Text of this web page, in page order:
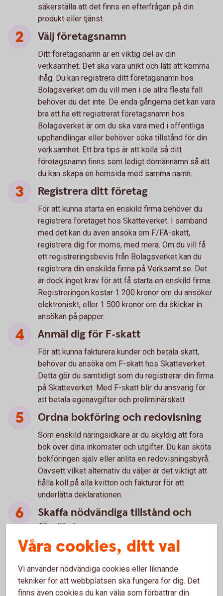
säkerställa att det finns en efterfrågan på din
produkt eller tjänst.
Välj företagsnamn
Ditt företagsnamn är en viktig del av din
verksamhet. Det ska vara unikt och lätt att komma
ihåg. Du kan registrera ditt företagsnamn hos
Bolagsverket om du vill men i de allra flesta fall
behöver du det inte. De enda gångerna det kan vara
bra att ha ett registrerat företagsnamn hos
Bolagsverket är om du ska vara med i offentliga
upphandlingar eller behöver söka tillstånd för din
verksamhet. Ett bra tips är att kolla så ditt
företagsnamn finns som ledigt domännamn så att
du kan skapa en hemsida med samma namn.
Registrera ditt företag
För att kunna starta en enskild firma behöver du
registrera företaget hos Skatteverket. I samband
med det kan du även ansöka om F/FA-skatt,
registrera dig för moms, med mera. Om du vill få
ett registreringsbevis från Bolagsverket kan du
registrera din enskilda firma på Verksamt.se. Det
är dock inget krav för att få starta en enskild firma.
Registreringen kostar 1 200 kronor om du ansöker
elektroniskt, eller 1 500 kronor om du skickar in
ansökan på papper.
Anmäl dig för F-skatt
För att kunna fakturera kunder och betala skatt,
behöver du ansöka om F-skatt hos Skatteverket.
Detta gör du samtidigt som du registrerar din firma
på Skatteverket. Med F-skatt blir du ansvarig för
att betala egenavgifter och preliminärskatt.
Ordna bokföring och redovisning
Som enskild näringsidkare är du skyldig att föra
bok över dina inkomster och utgifter. Du kan sköta
bokföringen själv eller anlita en redovisningsbyrå.
Oavsett vilket alternativ du väljer är det viktigt att
hålla koll på alla kvitton och fakturor för att
underlätta deklarationen.
Skaffa nödvändiga tillstånd och
försäkringar
Beroende på vilken typ av verksamhet du ska
bedriva, kan det krävas olika tillstånd. Kontakta din
kommun för att ta reda på vad som gäller för just
din bransch. Se också till att teckna nödvändiga
försäkringar för att skydda dig och din verksamhet.
Våra cookies, ditt val
Vi använder nödvändiga cookies eller liknande
tekniker för att webbplatsen ska fungera för dig. Det
finns även cookies du kan välja som förbättrar din